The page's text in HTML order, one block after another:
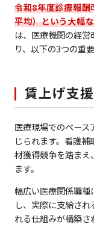
令和8年度診療報
平均）という大幅
は、医療機関の経
り、以下の3つの重
賃上げ支
医療現場でのベー
じられます。看護
材獲得競争を踏まえ
ます。
幅広い医療関係職
し、実際に支給さ
れる仕組みが構築さ